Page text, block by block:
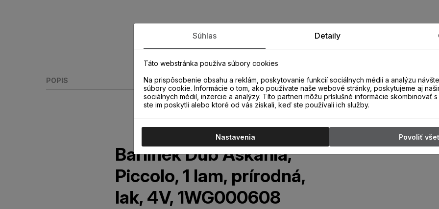
POPIS
Barlinek Dub Askania,
Piccolo, 1 lam, prírodná,
lak, 4V, 1WG000608
Súhlas Detaily
Táto webstránka používa súbory cookies
Na prispôsobenie obsahu a reklám, poskytovanie funkcií sociálnych médií a analýzu
súbory cookie. Informácie o tom, ako používate naše webové stránky, poskytujeme aj
sociálnych médií, inzercie a analýzy. Títo partneri môžu príslušné informácie skombinovať
ste im poskytli alebo ktoré od vás získali, keď ste používali ich služby.
Nastavenia Povoliť